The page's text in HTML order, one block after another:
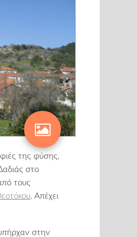
της φύσης,
στο
τους
. Απέχει
στην